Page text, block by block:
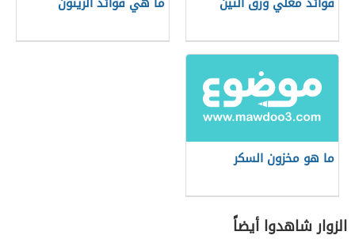
ما هو مخزون السكر
الزوار شاهدوا أيضاً